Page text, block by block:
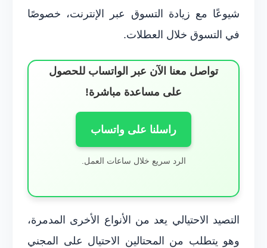
شيوعًا مع زيادة التسوق عبر الإنترنت، خصوصًا
في التسوق خلال العطلات.
تواصل معنا الآن عبر الواتساب للحصول
على مساعدة مباشرة!
راسلنا على واتساب
الرد سريع خلال ساعات العمل.
التصيد الاحتيالي يعد من الأنواع الأخرى المدمرة،
وهو يتطلب من المحتالين الاحتيال على المجني